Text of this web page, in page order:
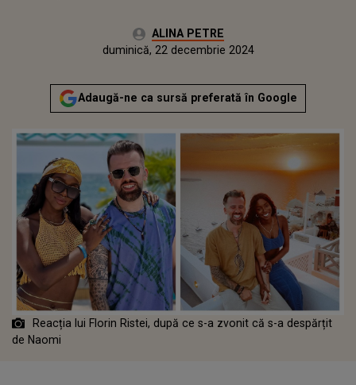
Autor:ALINA PETRE
vineri, 22 decembrie 2023
Actualizat:
duminică, 22 decembrie 2024
Adaugă-ne ca sursă preferată în Google
Reacția lui Florin Ristei, după ce s-a zvonit că s-a despărțit
de Naomi